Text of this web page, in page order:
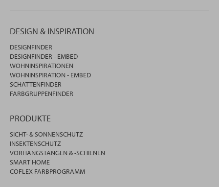
DESIGN & INSPIRATION
DESIGNFINDER
DESIGNFINDER - EMBED
WOHNINSPIRATIONEN
WOHNINSPIRATION - EMBED
SCHATTENFINDER
FARBGRUPPENFINDER
PRODUKTE
SICHT- & SONNENSCHUTZ
INSEKTENSCHUTZ
VORHANGSTANGEN & -SCHIENEN
SMART HOME
COFLEX FARBPROGRAMM